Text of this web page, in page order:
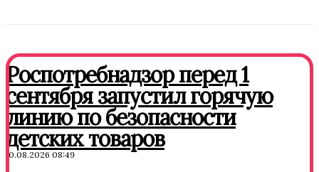
Роспотребнадзор перед 1
сентября запустил горячую
линию по безопасности
детских товаров
10.08.2026 08:49